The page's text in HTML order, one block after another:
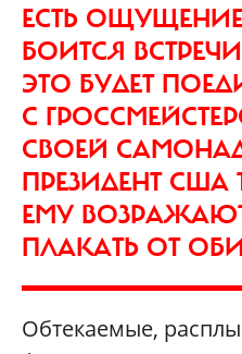
ЕСТЬ
БОИТСЯ
ЭТО БУДЕТ
С
СВОЕЙ
ПРЕЗИДЕНТ США
ЕМУ
ПЛАКАТЬ ОТ
Обтекаемые,